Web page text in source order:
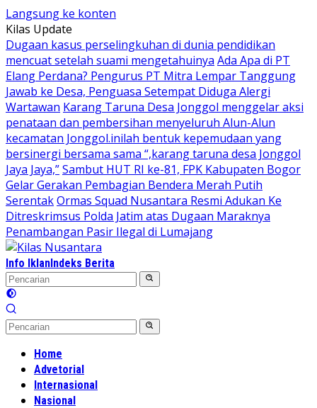
Langsung ke konten
Kilas Update
Dugaan kasus perselingkuhan di dunia pendidikan
mencuat setelah suami mengetahuinya Ada Apa di PT
Elang Perdana? Pengurus PT Mitra Lempar Tanggung
Jawab ke Desa, Penguasa Setempat Diduga Alergi
Wartawan Karang Taruna Desa Jonggol menggelar aksi
penataan dan pembersihan menyeluruh Alun-Alun
kecamatan Jonggol.inilah bentuk kepemudaan yang
bersinergi bersama sama “,karang taruna desa Jonggol
Jaya Jaya,”Sambut HUT RI ke-81, FPK Kabupaten Bogor
Gelar Gerakan Pembagian Bendera Merah Putih
SerentakOrmas Squad Nusantara Resmi Adukan Ke
Ditreskrimsus Polda Jatim atas Dugaan Maraknya
Penambangan Pasir Ilegal di Lumajang
Info IklanIndeks Berita
Home
Advetorial
Internasional
Nasional